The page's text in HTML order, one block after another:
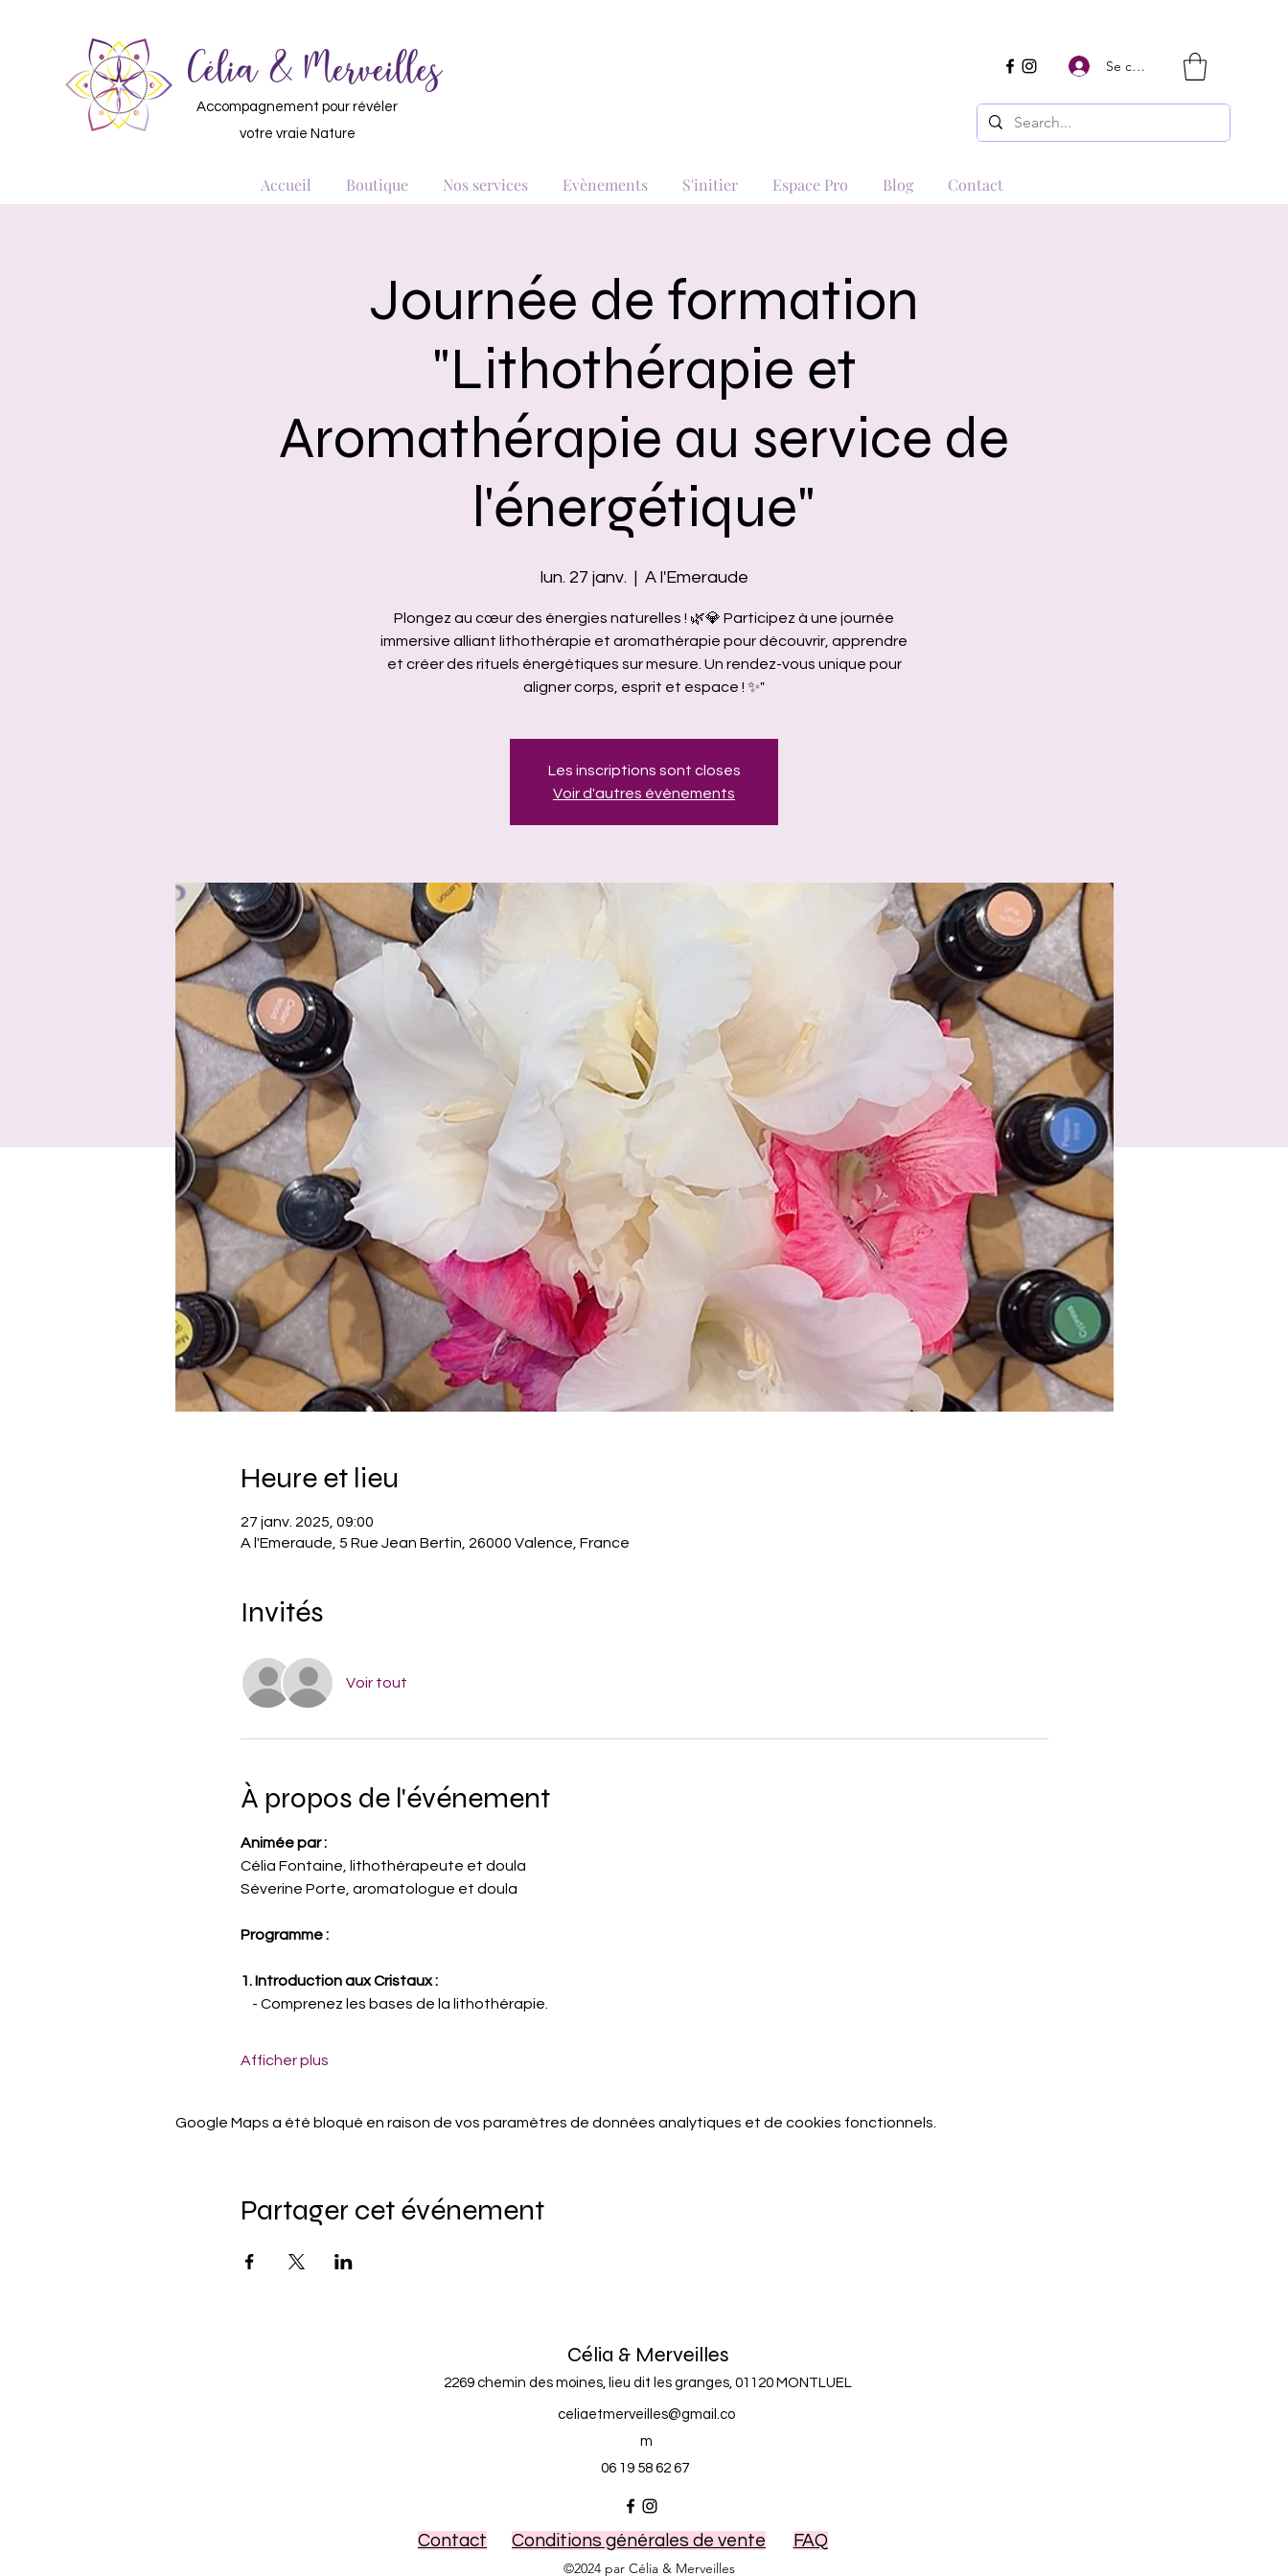
Accompagnement pour révéler
votre vraie Nature
Se connecter
Accueil Boutique Nos services Evènements S'initier Espace Pro Blog Contact
Journée de formation
"Lithothérapie et
Aromathérapie au service de
l'énergétique"
lun. 27 janv.
  |
A l'Emeraude
Plongez au cœur des énergies naturelles ! 🌿💎 Participez à une journée
immersive alliant lithothérapie et aromathérapie pour découvrir, apprendre
et créer des rituels énergétiques sur mesure. Un rendez-vous unique pour
aligner corps, esprit et espace ! ✨"
Les inscriptions sont closes
Voir d'autres événements
Heure et lieu
27 janv. 2025, 09:00
A l'Emeraude, 5 Rue Jean Bertin, 26000 Valence, France
Invités
Voir tout
À propos de l'événement
Animée par :
Célia Fontaine, lithothérapeute et doula
Séverine Porte, aromatologue et doula
Programme :
1. Introduction aux Cristaux :
    - Comprenez les bases de la lithothérapie.
Afficher plus
Google Maps a été bloqué en raison de vos paramètres de données analytiques et de cookies fonctionnels.
Partager cet événement
Célia & Merveilles
2269 chemin des moines, lieu dit les granges, 01120 MONTLUEL
celiaetmerveilles@gmail.co
m
06 19 58 62 67
Conditions générales de vente
Contact FAQ
©2024 par Célia & Merveilles